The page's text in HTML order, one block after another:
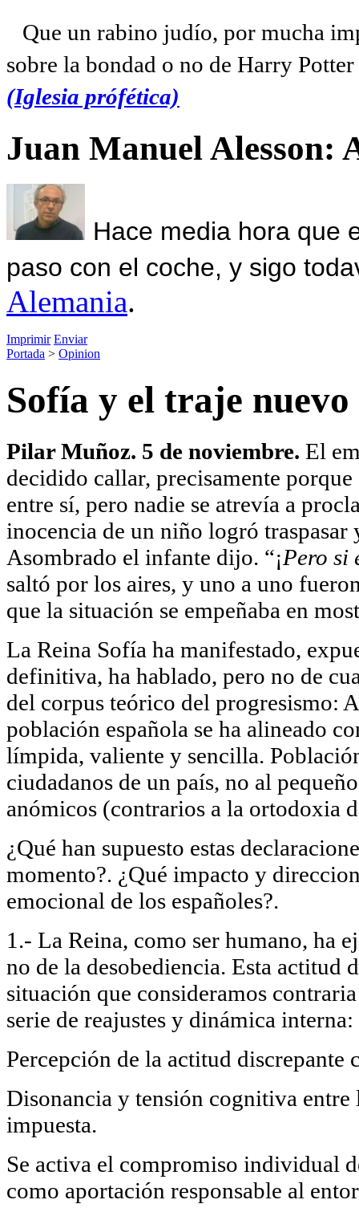
Que un rabino judío, por mucha
sobre la bondad o no de Harry
(Iglesia prófética)
Juan Manuel Alesson:
Hace media hora que
paso con el coche, y sigo
Alemania.
Imprimir Enviar
Portada > Opinion
Sofía y el traje
Pilar Muñoz. 5 de noviembre. El
decidido callar, precisamente
entre sí, pero nadie se atrevía a
inocencia de un niño logró
Asombrado el infante dijo. “¡Pero si
saltó por los aires, y uno a uno
que la situación se empeñaba en
La Reina Sofía ha manifestado,
definitiva, ha hablado, pero no de
del corpus teórico del progresismo:
población española se ha alineado
límpida, valiente y sencilla.
ciudadanos de un país, no al
anómicos (contrarios a la ortodoxia
¿Qué han supuesto estas
momento?. ¿Qué impacto y
emocional de los españoles?.
1.- La Reina, como ser humano, ha
no de la desobediencia. Esta actitud
situación que consideramos
serie de reajustes y dinámica interna:
Percepción de la actitud discrepante
Disonancia y tensión cognitiva
impuesta.
Se activa el compromiso individual
como aportación responsable al